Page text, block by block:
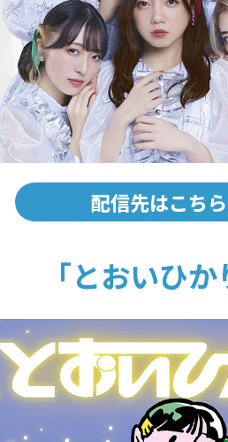
配信先はこちら
「とおいひ